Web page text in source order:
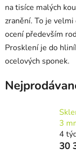
na tisíce malých
zranění. To je
ocení především
Prosklení je do
ocelových sponek.
3
4
30